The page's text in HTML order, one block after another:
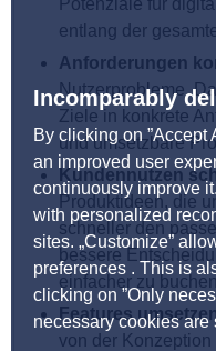
Incomparably
By clicking on ”Accept
an improved user
continuously improve
with personalized
sites. „Customize”
preferences . This is
clicking on ”Only
necessary cookies are
Potenziale für
entlang der
Anforderungen
Nutzerprobleme,
Ziele in konkrete
und umsetzbare
Kundennutzen
Produktideen, die
schneller den
bessere
einfacher zu buchen
Features
von der Konzeption